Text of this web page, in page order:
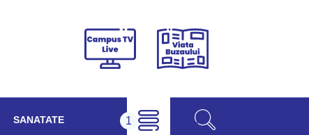
Campus
Viața
SANATATE